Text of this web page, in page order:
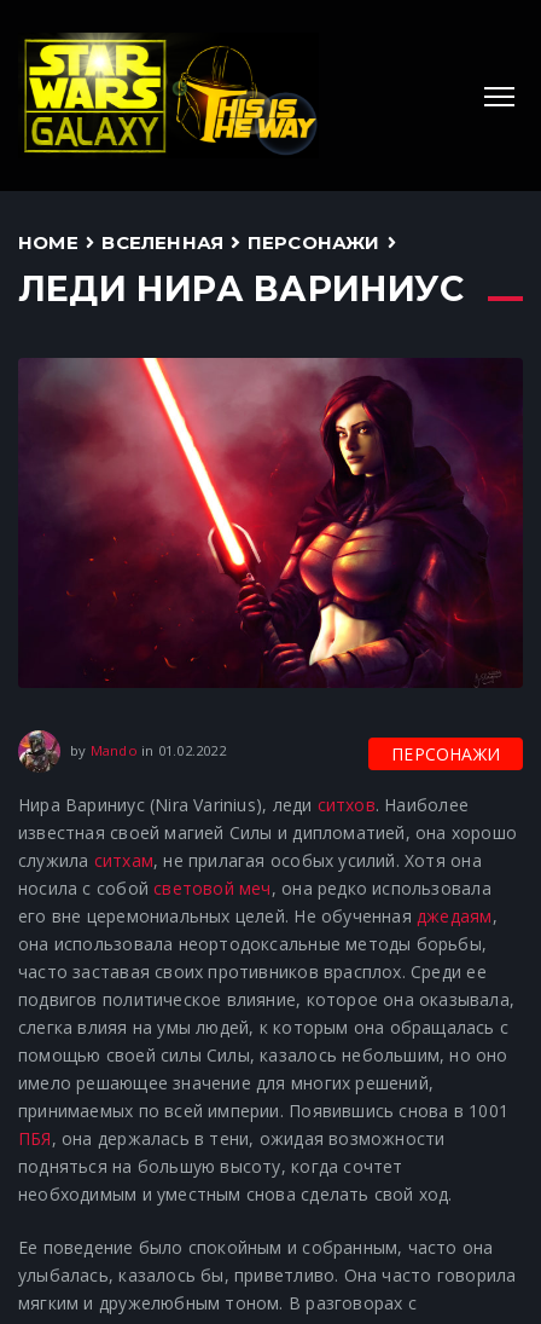
HOME ВСЕЛЕННАЯ ПЕРСОНАЖИ
ЛЕДИ НИРА ВАРИНИУС
by Mando in 01.02.2022 ПЕРСОНАЖИ
Нира Вариниус (Nira Varinius), леди ситхов. Наиболее
известная своей магией Силы и дипломатией, она хорошо
служила ситхам, не прилагая особых усилий.Хотя она
носила с собойсветовой меч, она редко использовала
его вне церемониальных целей. Не обученнаяджедаям,
она использовала неортодоксальные методы борьбы,
часто заставая своих противников врасплох. Среди ее
подвигов политическое влияние, которое она оказывала,
слегка влияя на умы людей, к которым она обращалась с
помощью своей силы Силы, казалось небольшим, но оно
имело решающее значение для многих решений,
принимаемых по всей империи. Появившись снова в 1001
ПБЯ, она держалась в тени, ожидая возможности
подняться на большую высоту, когда сочтет
необходимым и уместным снова сделать свой ход.
Ее поведение было спокойным и собранным, часто она
улыбалась, казалось бы, приветливо. Она часто говорила
мягким и дружелюбным тоном. В разговорах с